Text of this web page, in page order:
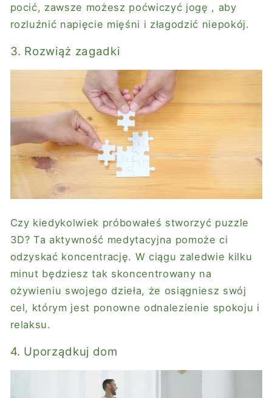
pocić, zawsze możesz poćwiczyć jogę , aby
rozluźnić napięcie mięśni i złagodzić niepokój.
3. Rozwiąż zagadki
Czy kiedykolwiek próbowałeś stworzyć puzzle
3D? Ta aktywność medytacyjna pomoże ci
odzyskać koncentrację. W ciągu zaledwie kilku
minut będziesz tak skoncentrowany na
ożywieniu swojego dzieła, że ​​osiągniesz swój
cel, którym jest ponowne odnalezienie spokoju i
relaksu.
4. Uporządkuj dom